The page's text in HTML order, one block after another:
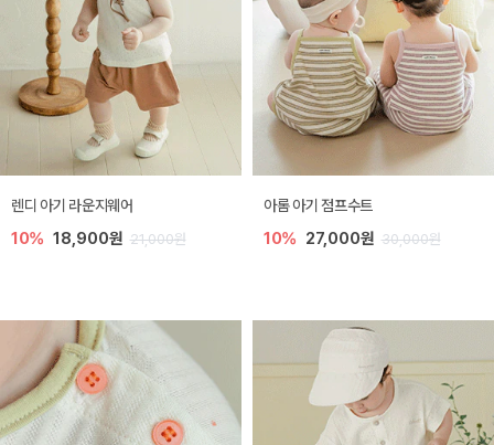
렌디 아기 라운지웨어
10% 18,900원 21,000원
아롬 아기 점프수트
10% 27,000원 30,000원